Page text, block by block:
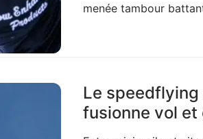
menée tambour
Le
fusionne vol et